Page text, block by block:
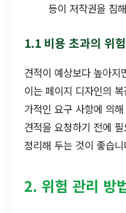
등이 저작권을 침
1.1 비용 초과의 위험
견적이 예상보다 높아지
이는 페이지 디자인의
가적인 요구 사항에 의
견적을 요청하기 전에
정리해 두는 것이 좋습니
2. 위험 관리 방